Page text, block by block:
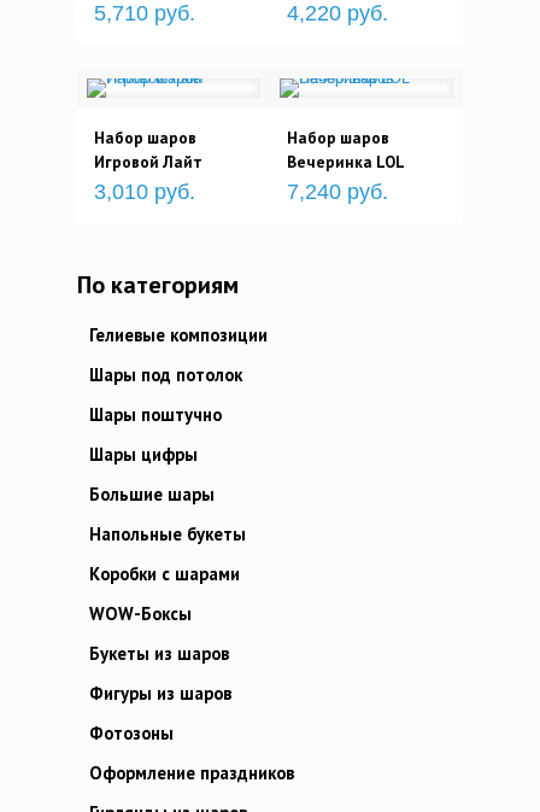
5,710 руб. 4,220 руб.
Набор шаров
Игровой Лайт
3,010 руб.
Набор шаров
Вечеринка LOL
7,240 руб.
По категориям
Гелиевые композиции
Шары под потолок
Шары поштучно
Шары цифры
Большие шары
Напольные букеты
Коробки с шарами
WOW-Боксы
Букеты из шаров
Фигуры из шаров
Фотозоны
Оформление праздников